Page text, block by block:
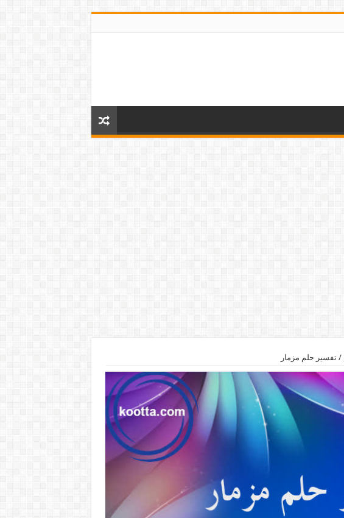
/ تفسير حلم مزمار